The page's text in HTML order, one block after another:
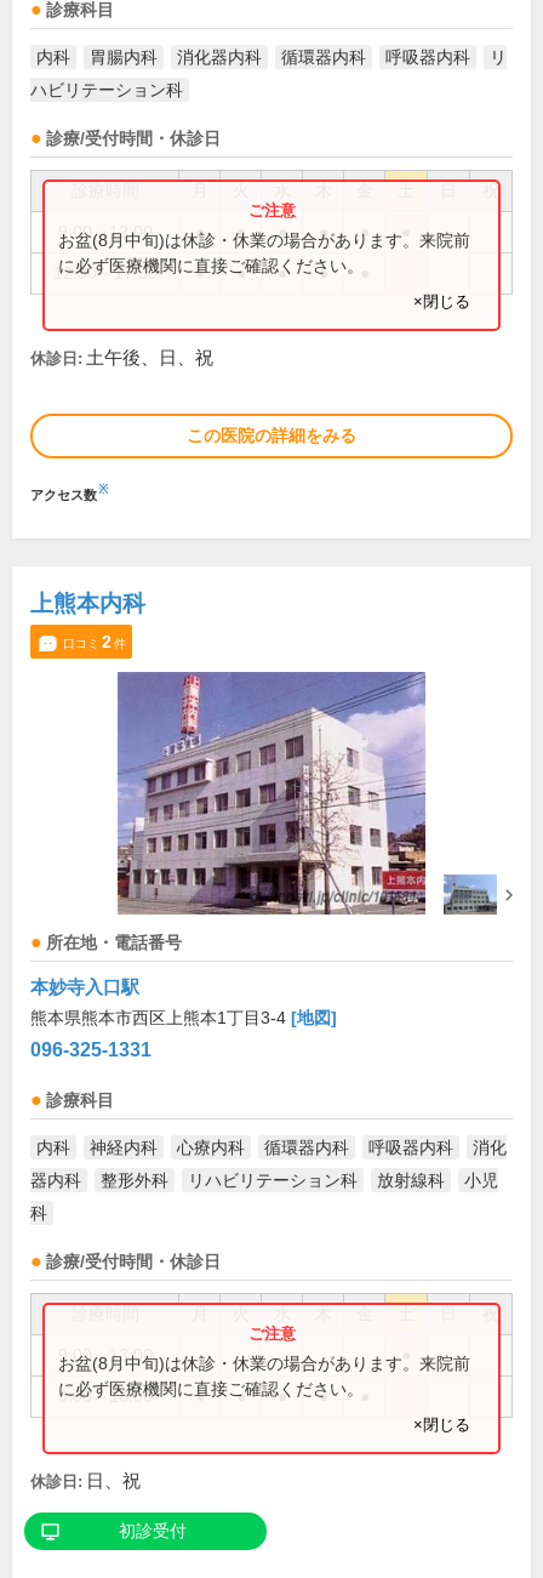
診療科目
内科 胃腸内科 消化器内科 循環器内科 呼吸器内科
リ
ハビリテーション科
診療/受付時間・休診日
祝
9:00～12:00 ● ● ● ● ●
12:30～17:30 ● ● ● ●
お盆(8月中旬)は休診・休業の場合があります。来院前
に必ず医療機関に直接ご確認ください。
×閉じる
休診日: 土午後、日、祝
この医院の詳細をみる
アクセス数※
上熊本内科
口コミ 2件
所在地・電話番号
本妙寺入口駅
熊本県熊本市西区上熊本1丁目3-4 [地図]
096-325-1331
診療科目
内科 神経内科 心療内科 循環器内科 呼吸器内科
消化
器内科
整形外科 リハビリテーション科 放射線科
小児
科
診療/受付時間・休診日
祝
9:00～13:00
9:00～18:00 ● ● ● ●
お盆(8月中旬)は休診・休業の場合があります。来院前
に必ず医療機関に直接ご確認ください。
×閉じる
休診日: 日、祝
初診受付